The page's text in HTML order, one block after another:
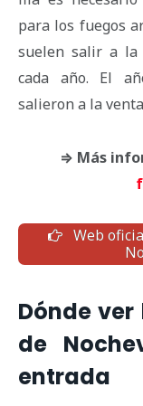
para los fuegos
suelen salir a la
cada año. El
salieron a la
⇒ Más
Web
Dónde
de
entrada